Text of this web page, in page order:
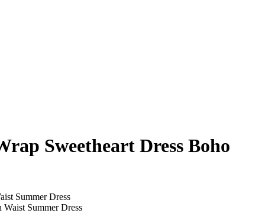
Sweetheart Dress Boho
Summer Dress
Summer Dress